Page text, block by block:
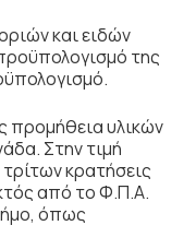
και ειδών
της
προμήθεια υλικών
Στην τιμή
κρατήσεις
από το Φ.Π.Α.
όπως